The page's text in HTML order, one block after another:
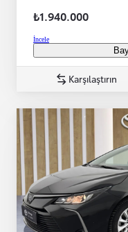
₺1.940.000
İncele
Karşılaştırın